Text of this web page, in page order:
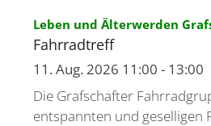
Leben und Älterwerden
Fahrradtreff
11. Aug. 2026 11:00 - 13:00
Die Grafschafter
entspannten und geselligen